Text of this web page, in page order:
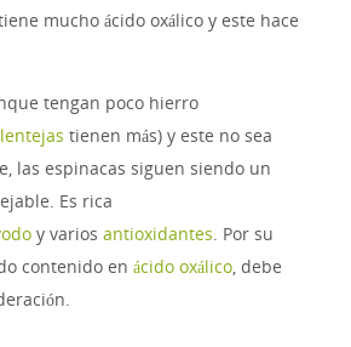
mucho ácido oxálico y este hace
tengan poco hierro
lentejas tienen más) y este no sea
las espinacas siguen siendo un
Es rica
y varios antioxidantes. Por su
contenido en ácido oxálico, debe